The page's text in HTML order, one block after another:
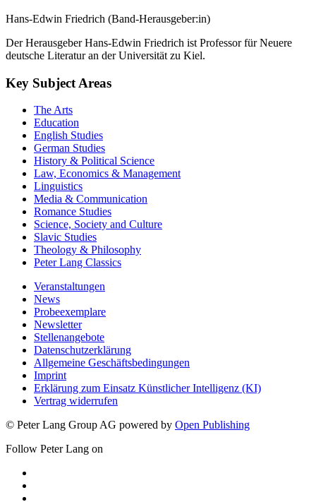
Hans-Edwin Friedrich (Band-Herausgeber:in)
Der Herausgeber Hans-Edwin Friedrich ist Professor für Neuere
deutsche Literatur an der Universität zu Kiel.
Key Subject Areas
The Arts
Education
English Studies
German Studies
History & Political Science
Law, Economics & Management
Linguistics
Media & Communication
Romance Studies
Science, Society and Culture
Slavic Studies
Theology & Philosophy
Peter Lang Classics
Veranstaltungen
News
Probeexemplare
Newsletter
Stellenangebote
Datenschutzerklärung
Allgemeine Geschäftsbedingungen
Imprint
Erklärung zum Einsatz Künstlicher Intelligenz (KI)
Vertrag widerrufen
© Peter Lang Group AG powered by Open Publishing
Follow Peter Lang on